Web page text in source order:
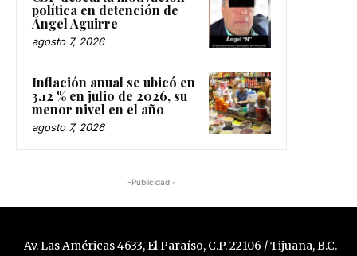
política en detención de
Ángel Aguirre
agosto 7, 2026
Inflación anual se ubicó en
3.12 % en julio de 2026, su
menor nivel en el año
agosto 7, 2026
-Publicidad -
Av. Las Américas 4633, El Paraíso, C.P. 22106 / Tijuana, B.C.